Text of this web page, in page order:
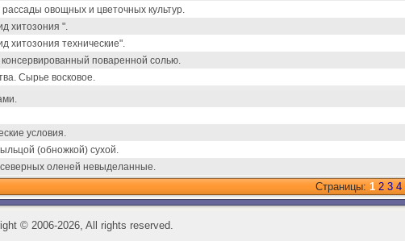
овощных и цветочных культур.
хитозония ".
хитозония технические".
поваренной солью.
Сырье восковое.
условия.
(обножкой) сухой.
оленей невыделанные.
Страницы: 1 2 3 4
©2006-2026, All rights reserved.